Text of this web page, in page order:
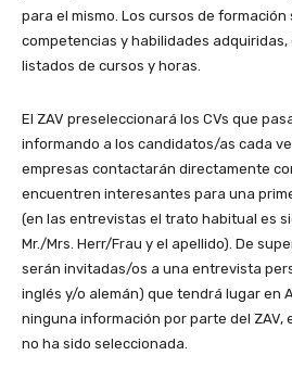
para el mismo. Los cursos de
competencias y habilidades
listados de cursos y horas.
El ZAV preseleccionará los CVs que
informando a los candidatos/as cada
empresas contactarán directamente
encuentren interesantes para una
(en las entrevistas el trato habitual es
Mr./Mrs. Herr/Frau y el apellido). De
serán invitadas/os a una entrevista
inglés y/o alemán) que tendrá lugar en
ninguna información por parte del ZAV,
no ha sido seleccionada.